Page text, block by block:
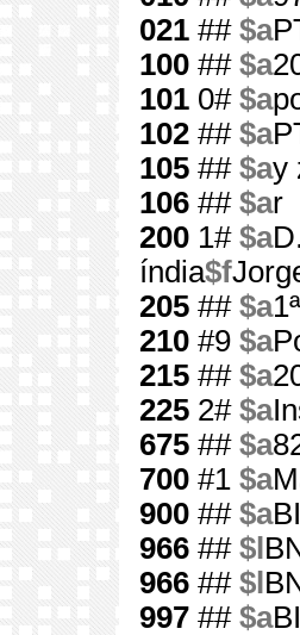
021 ## $a
100 ## $a
101 0# $a
102 ## $a
105 ## $ay
106 ## $ar
200 1# $a
índia$f
205 ## $a
210 #9 $a
215 ## $a
225 2# $a
675 ## $a
700 #1 $a
900 ## $a
966 ## $l
966 ## $l
997 ## $a